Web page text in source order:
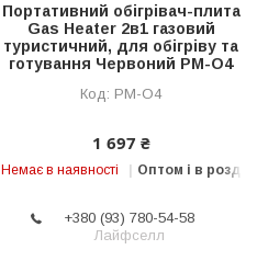
Портативний обігрівач-плита
Gas Heater 2в1 газовий
туристичний, для обігріву та
готування Червоний PM-O4
PM-O4
1 697 ₴
Немає в наявності Оптом і в роздріб
+380 (93) 780-54-58
Лайфселл